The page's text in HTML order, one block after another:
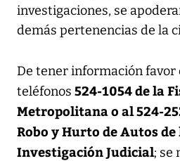
investigaciones, se
demás pertenencias de la
De tener información favor
teléfonos 524-1054 de la
Metropolitana o al 524-
Robo y Hurto de Autos
Investigación Judicial; se